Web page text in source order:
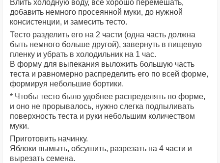
Влить холодную воду, все хорошо перемешать,
добавить немного просеянной муки, до нужной
консистенции, и замесить тесто.
Тесто разделить его на 2 части (одна часть должна
быть немного больше другой), завернуть в пищевую
пленку и убрать в холодильник на 1 час.
В форму для выпекания выложить большую часть
теста и равномерно распределить его по всей форме,
формируя небольшие бортики.
* Чтобы тесто было удобнее распределять по форме,
и оно не прорывалось, нужно слегка подпыливать
поверхность теста и руки небольшим количеством
муки.
Приготовить начинку.
Яблоки вымыть, обсушить, разрезать на 4 части и
вырезать семена.